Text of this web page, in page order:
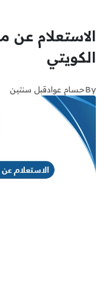
الاستعلام عن
الكويتي
Byحسام عوادقبل سنتين